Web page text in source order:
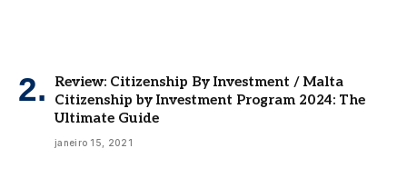
Review: Citizenship By Investment / Malta
Citizenship by Investment Program 2024: The
Ultimate Guide
janeiro 15, 2021